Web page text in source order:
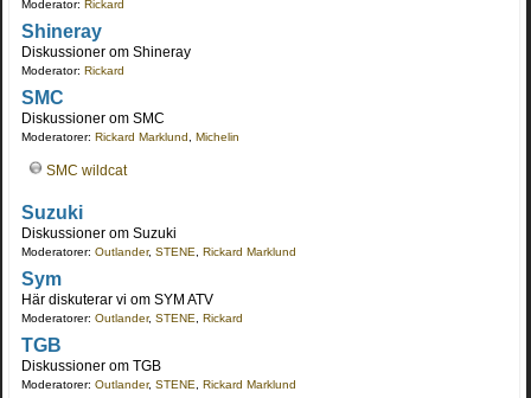
Moderator: Rickard
Shineray
Diskussioner om Shineray
Moderator: Rickard
SMC
Diskussioner om SMC
Moderatorer: Rickard Marklund Michelin
SMC wildcat
Suzuki
Diskussioner om Suzuki
Moderatorer: Outlander, STENE Rickard Marklund
Sym
Här diskuterar vi om SYM ATV
Moderatorer: Outlander, STENE Rickard
TGB
Diskussioner om TGB
Moderatorer: Outlander, STENE Rickard Marklund